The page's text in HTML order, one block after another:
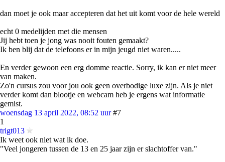
dan moet je ook maar accepteren dat het uit komt voor de hele wereld
echt 0 medelijden met die mensen
Jij hebt toen je jong was nooit fouten gemaakt?
Ik ben blij dat de telefoons er in mijn jeugd niet waren.....
En verder gewoon een erg domme reactie. Sorry, ik kan er niet meer
van maken.
Zo'n cursus zou voor jou ook geen overbodige luxe zijn. Als je niet
verder komt dan blootje en webcam heb je ergens wat informatie
gemist.
woensdag 13 april 2022, 08:52 uur #7
1
trigt013
Ik weet ook niet wat ik doe.
"Veel jongeren tussen de 13 en 25 jaar zijn er slachtoffer van."